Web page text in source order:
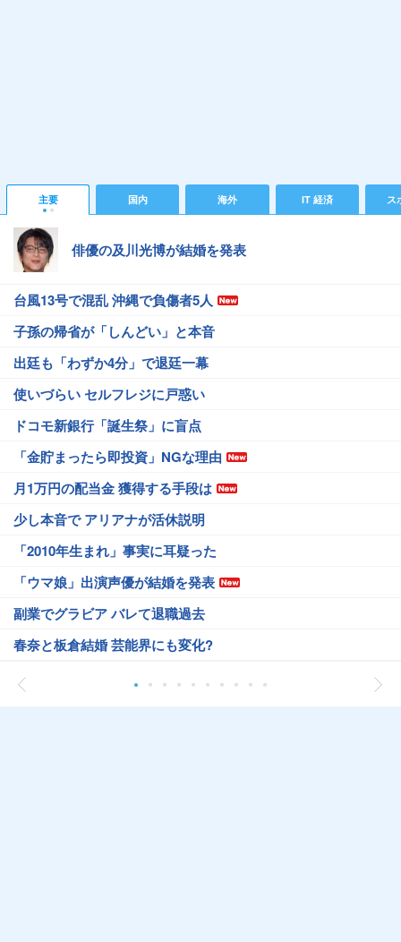
主要 国内 海外 IT 経済 ス
俳優の及川光博が結婚を発表
台風13号で混乱 沖縄で負傷者5人
子孫の帰省が「しんどい」と本音
出廷も「わずか4分」で退廷一幕
使いづらい セルフレジに戸惑い
ドコモ新銀行「誕生祭」に盲点
「金貯まったら即投資」NGな理由
月1万円の配当金 獲得する手段は
少し本音で アリアナが活休説明
「2010年生まれ」事実に耳疑った
「ウマ娘」出演声優が結婚を発表
副業でグラビア バレて退職過去
春奈と板倉結婚 芸能界にも変化?